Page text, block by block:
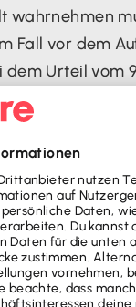
wahrnehmen
Fall vor dem
Urteil vom
Attest nicht
konnte er
Belastung